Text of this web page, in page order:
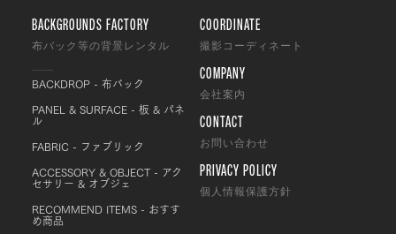
BACKGROUNDS FACTORY
布バック等の背景レンタル
BACKDROP - 布バック
PANEL & SURFACE - 板 & パネ
ル
FABRIC - ファブリック
ACCESSORY & OBJECT - アク
セサリー & オブジェ
RECOMMEND ITEMS - おすす
め商品
COORDINATE
撮影コーディネート
COMPANY
会社案内
CONTACT
お問い合わせ
PRIVACY POLICY
個人情報保護方針